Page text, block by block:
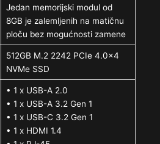
Jedan memorijski modul od
8GB je zalemljenih na matičnu
ploču bez mogućnosti zamene
512GB M.2 2242 PCIe 4.0×4
NVMe SSD
• 1 x USB-A 2.0
• 1 x USB-A 3.2 Gen 1
• 1 x USB-C 3.2 Gen 1
• 1 x HDMI 1.4